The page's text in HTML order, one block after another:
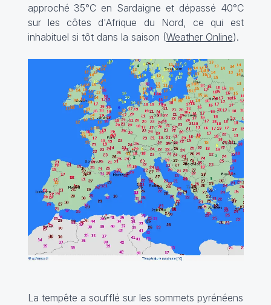
approché 35°C en Sardaigne et dépassé 40°C
sur les côtes d'Afrique du Nord, ce qui est
inhabituel si tôt dans la saison (Weather Online).
La tempête a soufflé sur les sommets pyrénéens